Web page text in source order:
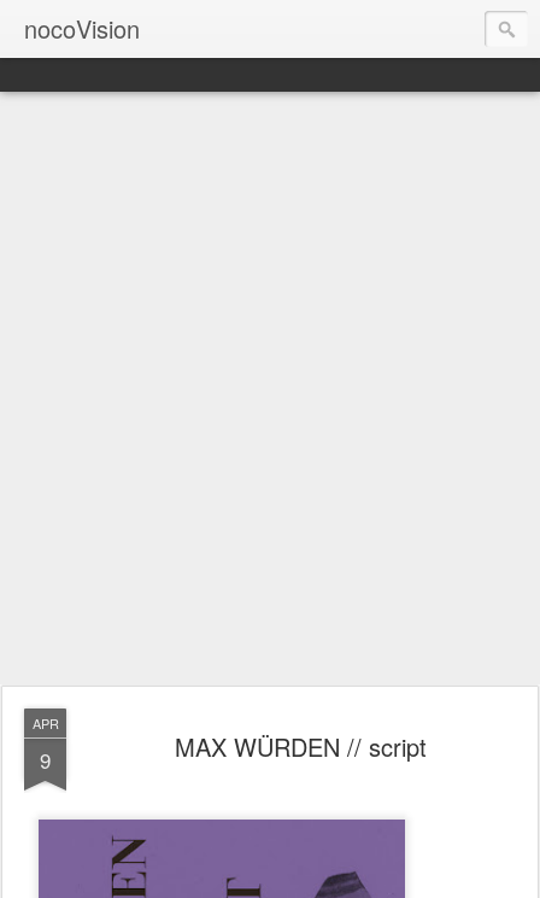
nocoVision
APR
9 MAX WÜRDEN // script